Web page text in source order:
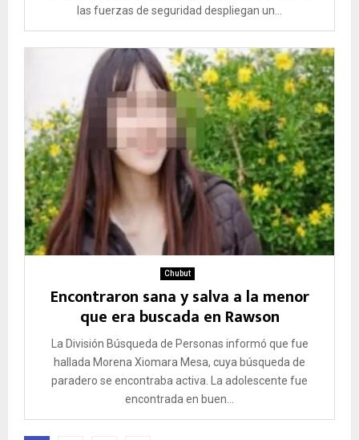
las fuerzas de seguridad despliegan un...
Chubut
Encontraron sana y salva a la menor
que era buscada en Rawson
La División Búsqueda de Personas informó que fue
hallada Morena Xiomara Mesa, cuya búsqueda de
paradero se encontraba activa. La adolescente fue
encontrada en buen...